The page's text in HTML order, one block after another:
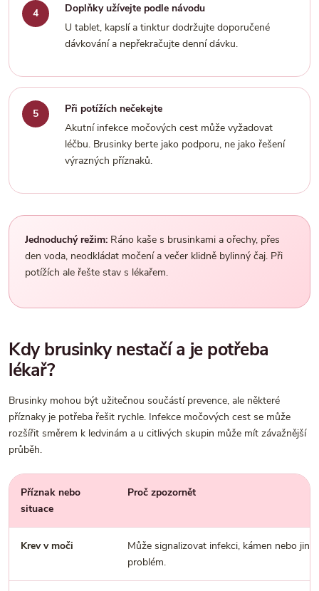
Doplňky užívejte podle návodu
U tablet, kapslí a tinktur dodržujte doporučené
dávkování a nepřekračujte denní dávku.
Při potížích nečekejte
Akutní infekce močových cest může vyžadovat
léčbu. Brusinky berte jako podporu, ne jako řešení
výrazných příznaků.
Jednoduchý režim: Ráno kaše s brusinkami a ořechy, přes
den voda, neodkládat močení a večer klidně bylinný čaj. Při
potížích ale řešte stav s lékařem.
Kdy brusinky nestačí a je potřeba
lékař?
Brusinky mohou být užitečnou součástí prevence, ale některé
příznaky je potřeba řešit rychle. Infekce močových cest se může
rozšířit směrem k ledvinám a u citlivých skupin může mít závažnější
průběh.
Příznak nebo
situace
Proč zpozornět
Krev v moči
Může signalizovat infekci, kámen nebo jiný
problém.